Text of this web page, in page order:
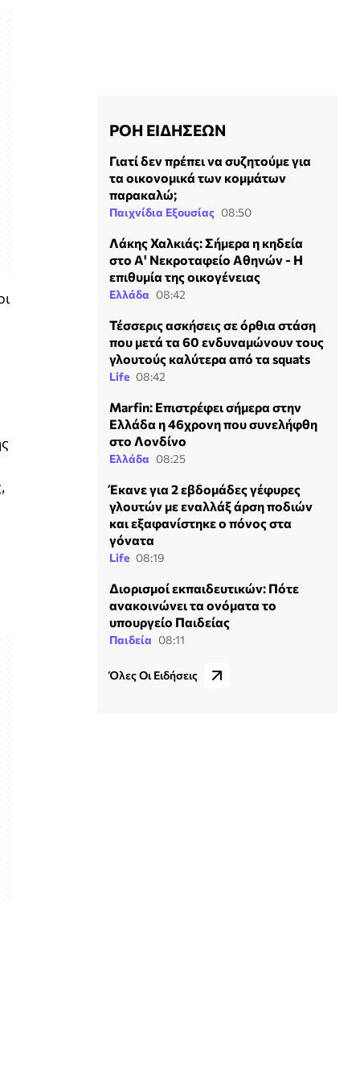
ΡΟΗ ΕΙΔΗΣΕΩΝ
Γιατί δεν πρέπει να συζητούμε για
τα οικονομικά των κομμάτων
παρακαλώ;
Παιχνίδια Εξουσίας 08:50
Λάκης Χαλκιάς: Σήμερα η κηδεία
στο Α' Νεκροταφείο Αθηνών - Η
επιθυμία της οικογένειας
Ελλάδα 08:42
Τέσσερις ασκήσεις σε όρθια στάση
που μετά τα 60 ενδυναμώνουν τους
γλουτούς καλύτερα από τα squats
Life 08:42
Marfin: Επιστρέφει σήμερα στην
Ελλάδα η 46χρονη που συνελήφθη
στο Λονδίνο
Ελλάδα 08:25
Έκανε για 2 εβδομάδες γέφυρες
γλουτών με εναλλάξ άρση ποδιών
και εξαφανίστηκε ο πόνος στα
γόνατα
Life 08:19
Διορισμοί εκπαιδευτικών: Πότε
ανακοινώνει τα ονόματα το
υπουργείο Παιδείας
Παιδεία 08:11
Όλες Οι Ειδήσεις